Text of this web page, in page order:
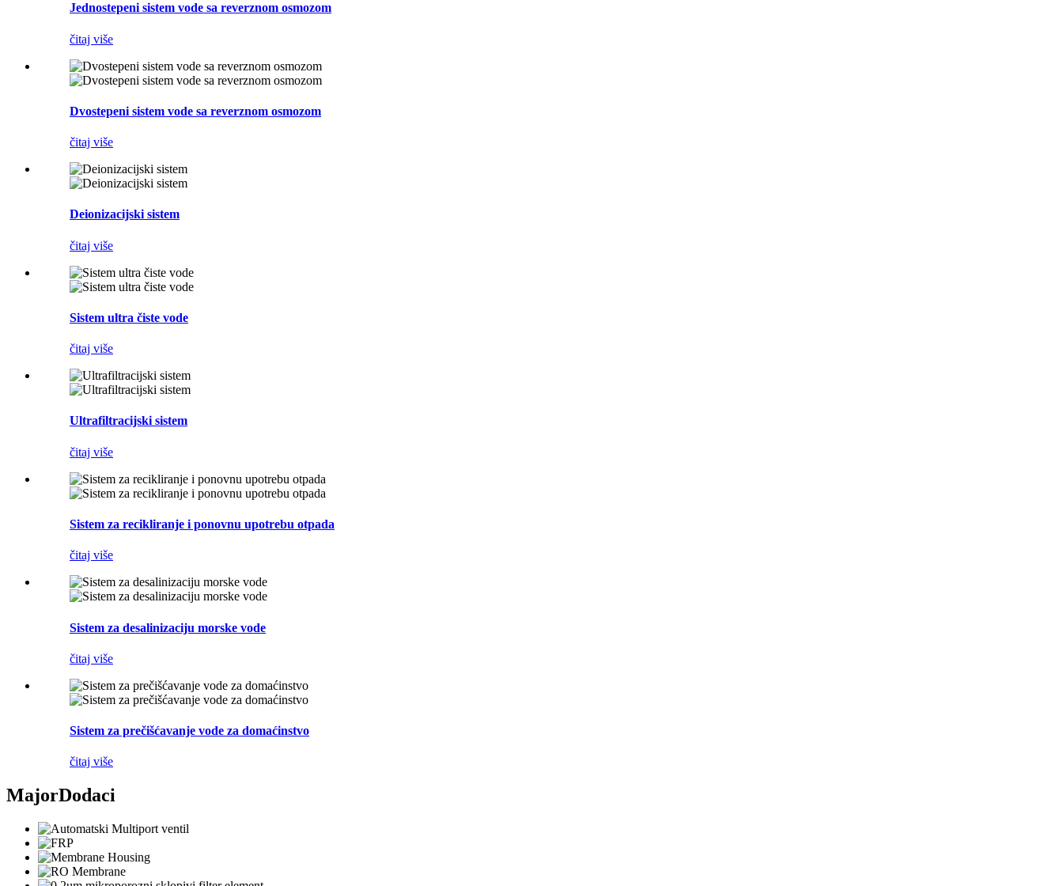
Jednostepeni sistem vode sa reverznom osmozom
čitaj više
Dvostepeni sistem vode sa reverznom osmozom
čitaj više
Deionizacijski sistem
čitaj više
Sistem ultra čiste vode
čitaj više
Ultrafiltracijski sistem
čitaj više
Sistem za recikliranje i ponovnu upotrebu otpada
čitaj više
Sistem za desalinizaciju morske vode
čitaj više
Sistem za prečišćavanje vode za domaćinstvo
čitaj više
MajorDodaci